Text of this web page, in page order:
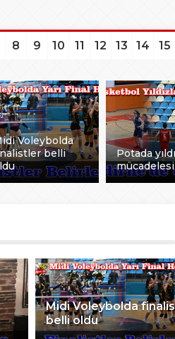
8 9 10 11 12 13 14 15
Voleybolda
belli
Potada
mücadelesi
Midi Voleybolda
belli oldu